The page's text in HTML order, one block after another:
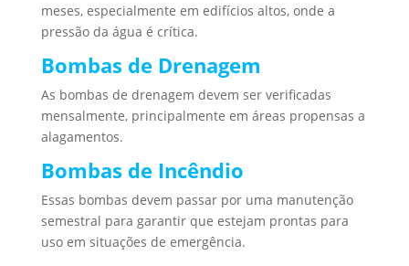
meses, especialmente em edifícios altos, onde a
pressão da água é crítica.
Bombas de Drenagem
As bombas de drenagem devem ser verificadas
mensalmente, principalmente em áreas propensas a
alagamentos.
Bombas de Incêndio
Essas bombas devem passar por uma manutenção
semestral para garantir que estejam prontas para
uso em situações de emergência.